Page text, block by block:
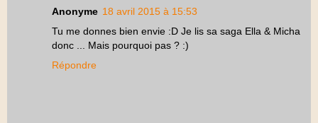
Anonyme 18 avril 2015 à 15:53
Tu me donnes bien envie :D Je lis sa saga Ella & Micha
donc ... Mais pourquoi pas ? :)
Répondre